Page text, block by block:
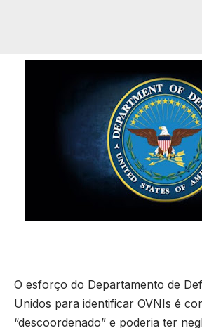
O esforço do Departamento de
Unidos para identificar OVNIs é
“descoordenado” e poderia ter